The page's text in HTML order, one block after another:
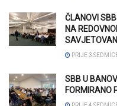
ČLANOVI
NA
PRIJE 3
SBB U
FORMIRANO